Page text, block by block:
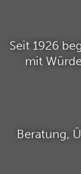
Seit 1926
mit
Beratung,